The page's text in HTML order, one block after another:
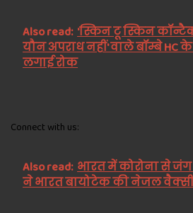
Also read: 'स्किन टू स्किन
यौन अपराध नहीं' वाले बॉम्बे HC
लगाई रोक
Connect with us:
Also read: भारत में कोरोना से
ने भारत बायोटेक की नेजल